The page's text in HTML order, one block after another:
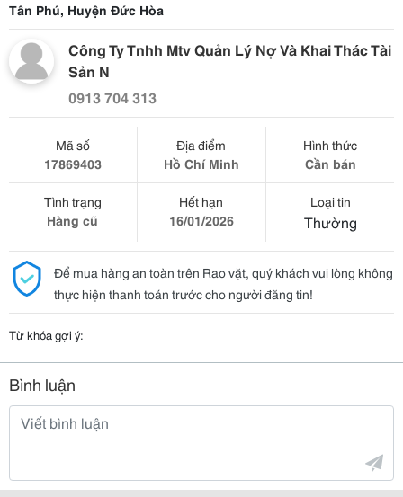
Tân Phú, Huyện Đức Hòa
Công Ty Tnhh Mtv Quản Lý Nợ Và Khai Thác Tài
Sản N
0913 704 313
Mã số
17869403
Địa điểm
Hồ Chí Minh
Hình thức
Cần bán
Tình trạng
Hàng cũ
Hết hạn
16/01/2026
Loại tin
Thường
Để mua hàng an toàn trên Rao vặt, quý khách vui lòng không
thực hiện thanh toán trước cho người đăng tin!
Từ khóa gợi ý:
Bình luận